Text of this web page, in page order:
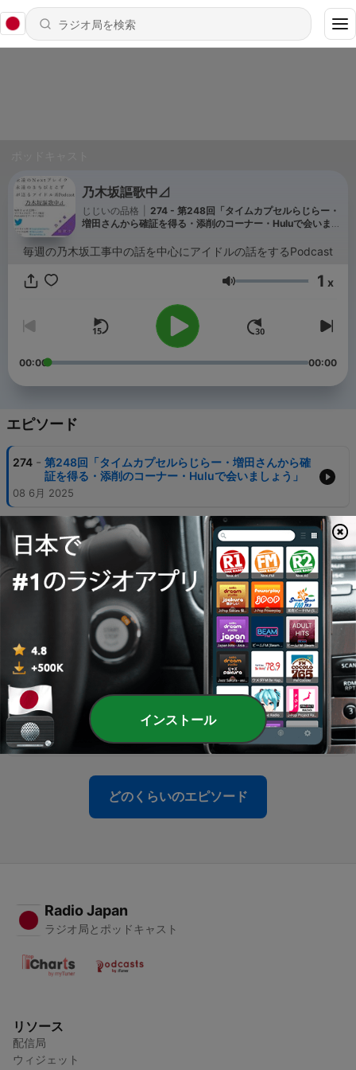
乃木坂謳歌中⊿
じじいの品格
274 - 第248回「タイムカプセルらじらー・
増田さんから確証を得る・添削のコーナー・Huluで会いまし
毎週の乃木坂工事中の話を中心にアイドルの話をするPodcast
音量 1 x
00:00 00:00
エピソード
274 - 第248回「タイムカプセルらじらー・増田さんから確
証を得る・添削のコーナー・Huluで会いましょう」
08 6月 2025
第247回「矢久保ちゃんスパーク・何故一ノ瀬ちゃん
は相撲が強いのか？・じじいから君へ」
26 5月 2025
272 - 第246回「林さん当確ランプ点灯・菅原さんが心配・
じじい6期での推しは◯◯」
271 - 第245回「あの頃砂嵐をみてた・瀬戸口さんのチアが
全ての基準に・矢田さん全力擁護」
270 - 第244回「6期生マスターじじい・まいちゅんキレる
のでは？・川後さん全盛期」
13 4月 2025
どのくらいのエピソード
Radio Japan
ラジオ局とポッドキャスト
リソース
配信局
ウィジェット
インストール